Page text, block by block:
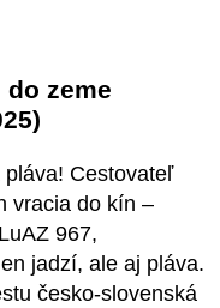
zeme
pláva! Cestovateľ
vracia do kín –
967,
jadzí, ale aj pláva.
česko-slovenská